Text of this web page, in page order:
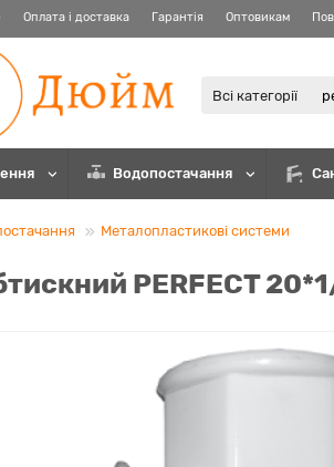
Оплата і доставка Гарантія Оптовикам
Всі категорії
Водопостачання
Металопластикові системи
PERFEСT